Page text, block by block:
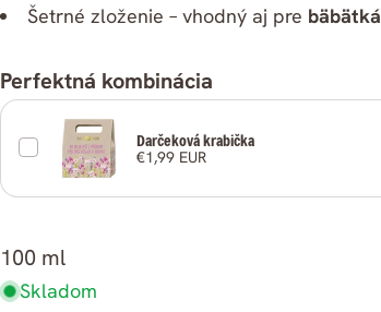
Šetrné zloženie – vhodný aj pre bäbätká
Perfektná kombinácia
Darčeková krabička
€1,99 EUR
100 ml
Skladom